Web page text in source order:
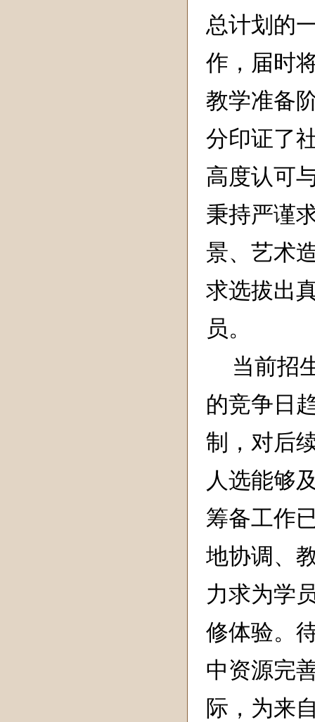
总计划的
作，届时
教学准备
分印证了
高度认可
秉持严谨
景、艺术
求选拔出
员。
当前招
的竞争日
制，对后
人选能够
筹备工作
地协调、
力求为学
修体验。
中资源完
际，为来